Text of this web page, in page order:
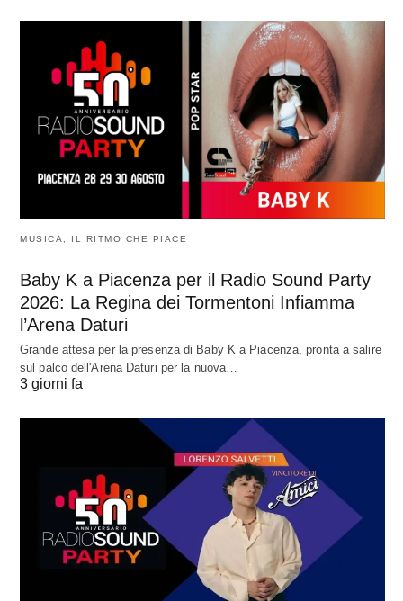
MUSICA, IL RITMO CHE PIACE
Baby K a Piacenza per il Radio Sound Party
2026: La Regina dei Tormentoni Infiamma
l’Arena Daturi
Grande attesa per la presenza di Baby K a Piacenza, pronta a salire
sul palco dell'Arena Daturi per la nuova…
3 giorni fa